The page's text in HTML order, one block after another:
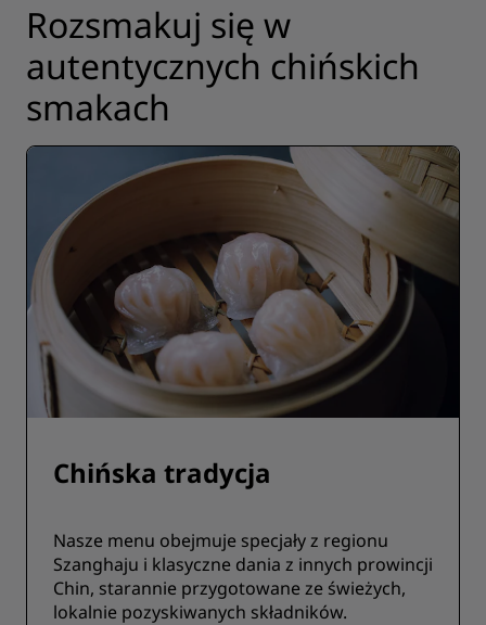
Rozsmakuj się w
autentycznych chińskich
smakach
Chińska tradycja
Nasze menu obejmuje specjały z regionu
Szanghaju i klasyczne dania z innych prowincji
Chin, starannie przygotowane ze świeżych,
lokalnie pozyskiwanych składników.